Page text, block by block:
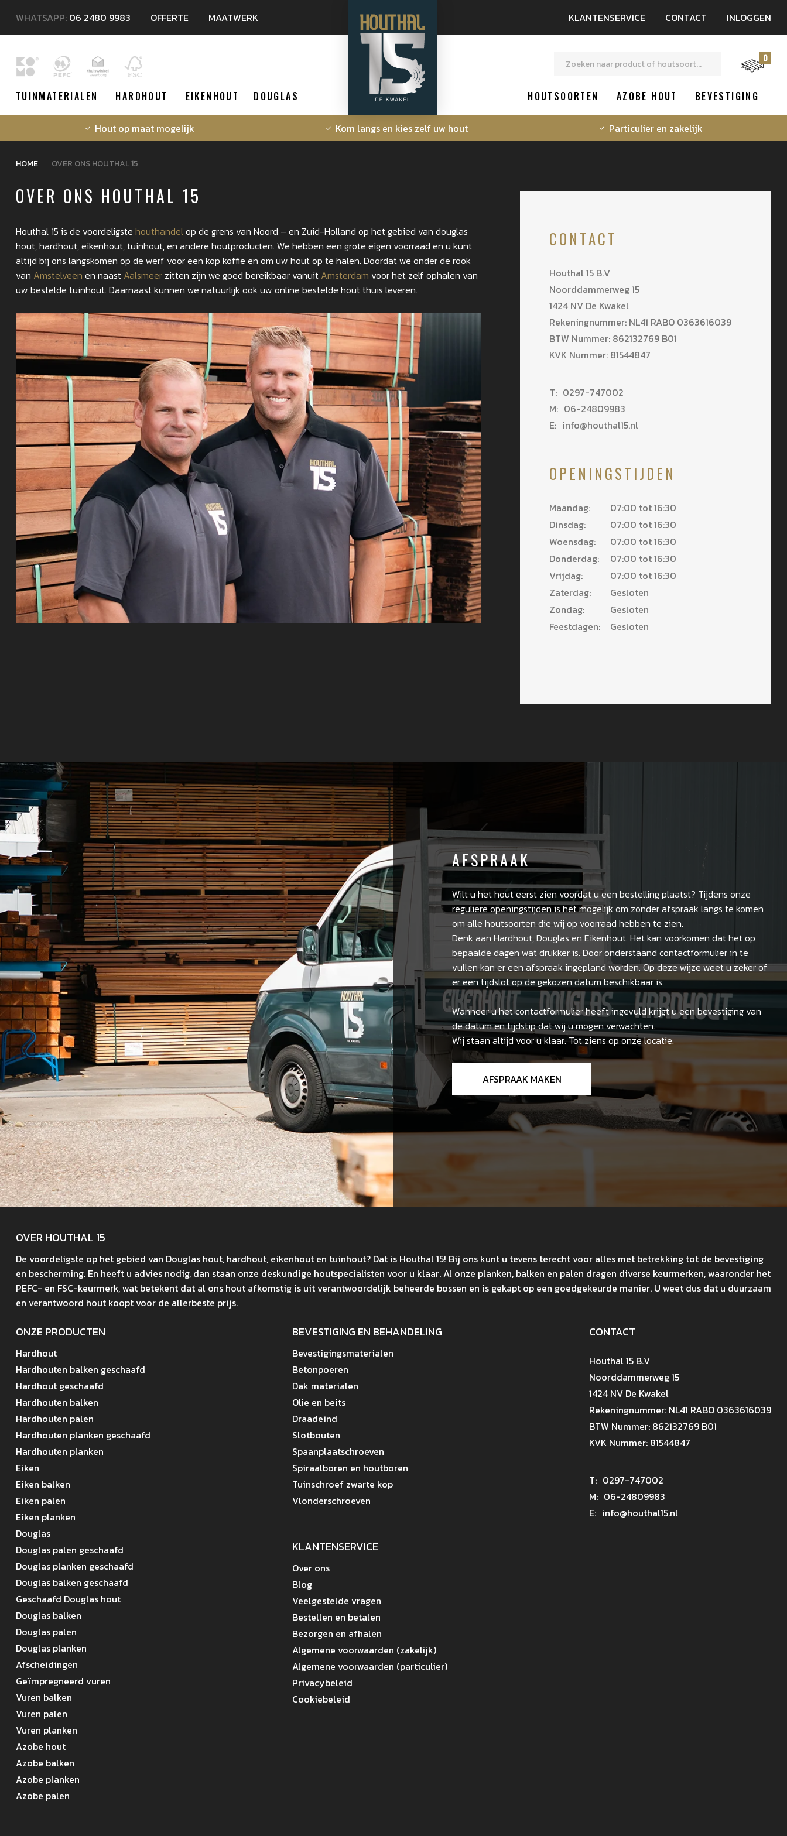
WHATSAPP: 06 2480 9983 OFFERTE MAATWERK KLANTENSERVICE CONTACT INLOGGEN
TUINMATERIALEN HARDHOUT EIKENHOUT DOUGLAS
0
HOUTSOORTEN AZOBE HOUT BEVESTIGING
Hout op maat mogelijk Kom langs en kies zelf uw hout Particulier en zakelijk
HOME OVER ONS HOUTHAL 15
OVER ONS HOUTHAL 15
Houthal 15 is de voordeligste houthandelop de grens van Noord – en Zuid-Holland op het gebied van douglas
hout, hardhout, eikenhout, tuinhout, en andere houtproducten. We hebben een grote eigen voorraad en u kunt
altijd bij ons langskomen op de werf voor een kop koffie en om uw hout op te halen. Doordat we onder de rook
van Amstelveen en naast Aalsmeerzitten zijn we goed bereikbaar vanuit Amsterdam voor het zelf ophalen van
uw bestelde tuinhout. Daarnaast kunnen we natuurlijk ook uw online bestelde hout thuis leveren.
CONTACT
Houthal 15 B.V
Noorddammerweg 15
1424 NV De Kwakel
Rekeningnummer: NL41 RABO 0363616039
BTW Nummer: 862132769 B01
KVK Nummer: 81544847
T: 0297-747002
M: 06-24809983
E: info@houthal15.nl
OPENINGSTIJDEN
Maandag:
07:00 tot 16:30
Dinsdag:
07:00 tot 16:30
Woensdag:
07:00 tot 16:30
Donderdag:
07:00 tot 16:30
Vrijdag:
07:00 tot 16:30
Zaterdag:
Gesloten
Zondag:
Gesloten
Feestdagen:
Gesloten
AFSPRAAK
Wilt u het hout eerst zien voordat u een bestelling plaatst? Tijdens onze
reguliere openingstijden is het mogelijk om zonder afspraak langs te komen
om alle houtsoorten die wij op voorraad hebben te zien.
Denk aan Hardhout, Douglas en Eikenhout. Het kan voorkomen dat het op
bepaalde dagen wat drukker is. Door onderstaand contactformulier in te
vullen kan er een afspraak ingepland worden. Op deze wijze weet u zeker of
er een tijdslot op de gekozen datum beschikbaar is.
Wanneer u het contactformulier heeft ingevuld krijgt u een bevestiging van
de datum en tijdstip dat wij u mogen verwachten.
Wij staan altijd voor u klaar. Tot ziens op onze locatie.
AFSPRAAK MAKEN
OVER HOUTHAL 15
De voordeligste op het gebied van Douglas hout, hardhout, eikenhout en tuinhout? Dat is Houthal 15! Bij ons kunt u tevens terecht voor alles met betrekking tot de bevestiging
en bescherming. En heeft u advies nodig, dan staan onze deskundige houtspecialisten voor u klaar. Al onze planken, balken en palen dragen diverse keurmerken, waaronder het
PEFC- en FSC-keurmerk, wat betekent dat al ons hout afkomstig is uit verantwoordelijk beheerde bossen en is gekapt op een goedgekeurde manier. U weet dus dat u duurzaam
en verantwoord hout koopt voor de allerbeste prijs.
ONZE PRODUCTEN
Hardhout
Hardhouten balken geschaafd
Hardhout geschaafd
Hardhouten balken
Hardhouten palen
Hardhouten planken geschaafd
Hardhouten planken
Eiken
Eiken balken
Eiken palen
Eiken planken
Douglas
Douglas palen geschaafd
Douglas planken geschaafd
Douglas balken geschaafd
Geschaafd Douglas hout
Douglas balken
Douglas palen
Douglas planken
Afscheidingen
Geïmpregneerd vuren
Vuren balken
Vuren palen
Vuren planken
Azobe hout
Azobe balken
Azobe planken
Azobe palen
BEVESTIGING EN BEHANDELING
Bevestigingsmaterialen
Betonpoeren
Dak materialen
Olie en beits
Draadeind
Slotbouten
Spaanplaatschroeven
Spiraalboren en houtboren
Tuinschroef zwarte kop
Vlonderschroeven
KLANTENSERVICE
Over ons
Blog
Veelgestelde vragen
Bestellen en betalen
Bezorgen en afhalen
Algemene voorwaarden (zakelijk)
Algemene voorwaarden (particulier)
Privacybeleid
Cookiebeleid
CONTACT
Houthal 15 B.V
Noorddammerweg 15
1424 NV De Kwakel
Rekeningnummer: NL41 RABO 0363616039
BTW Nummer: 862132769 B01
KVK Nummer: 81544847
T: 0297-747002
M: 06-24809983
E: info@houthal15.nl